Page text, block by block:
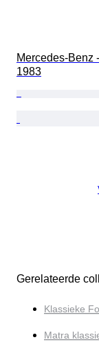
Mercedes-Benz
1983
Gerelateerde
Klassieke
Matra